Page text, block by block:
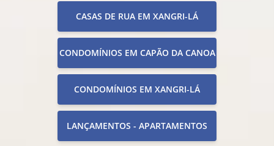
CASAS DE RUA EM XANGRI-LÁ
CONDOMÍNIOS EM CAPÃO DA CANOA
CONDOMÍNIOS EM XANGRI-LÁ
LANÇAMENTOS - APARTAMENTOS